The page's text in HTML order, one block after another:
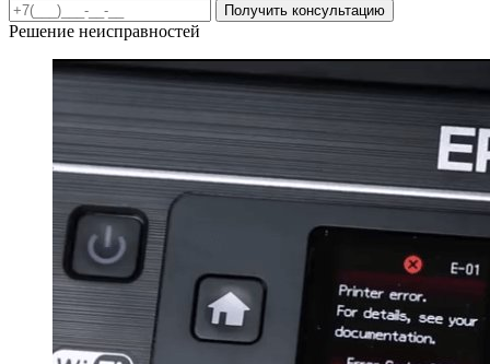
Получить консультацию
Решение неисправностей